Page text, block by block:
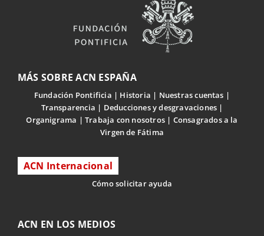
MÁS SOBRE ACN ESPAÑA
Fundación Pontificia Historia
Nuestras cuentas
Transparencia
Deducciones y desgravaciones
Organigrama
Trabaja con nosotros
Consagrados a la
Virgen de Fátima
ACN Internacional
Cómo solicitar ayuda
ACN EN LOS MEDIOS